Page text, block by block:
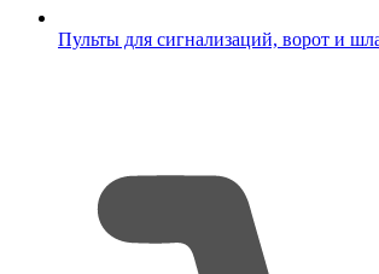
Пульты для сигнализаций, ворот и